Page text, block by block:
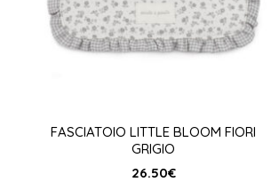
FASCIATOIO LITTLE BLOOM FIORI
GRIGIO
26.50€